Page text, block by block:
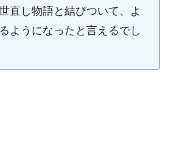
直し物語と結びついて、よ
ようになったと言えるでし